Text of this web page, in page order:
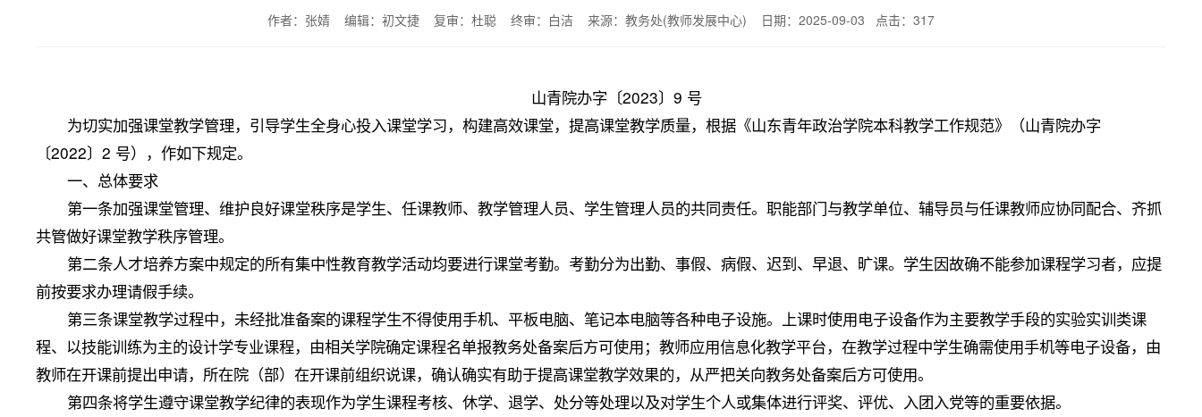
作者：张婧 编辑：初文捷 复审：杜聪 终审：白洁 来源：教务处(教师发展中心) 日期：2025-09-03 点击： 317
山青院办字〔2023〕9 号
为切实加强课堂教学管理，引导学生全身心投入课堂学习，构建高效课堂，提高课堂教学质量，根据《山东青年政治学院本科教学工作规范》（山青院办字
〔2022〕2 号），作如下规定。
一、总体要求
第一条加强课堂管理、维护良好课堂秩序是学生、任课教师、教学管理人员、学生管理人员的共同责任。职能部门与教学单位、辅导员与任课教师应协同配合、齐抓
共管做好课堂教学秩序管理。
第二条人才培养方案中规定的所有集中性教育教学活动均要进行课堂考勤。考勤分为出勤、事假、病假、迟到、早退、旷课。学生因故确不能参加课程学习者，应提
前按要求办理请假手续。
第三条课堂教学过程中，未经批准备案的课程学生不得使用手机、平板电脑、笔记本电脑等各种电子设施。上课时使用电子设备作为主要教学手段的实验实训类课
程、以技能训练为主的设计学专业课程，由相关学院确定课程名单报教务处备案后方可使用；教师应用信息化教学平台，在教学过程中学生确需使用手机等电子设备，由
教师在开课前提出申请，所在院（部）在开课前组织说课，确认确实有助于提高课堂教学效果的，从严把关向教务处备案后方可使用。
第四条将学生遵守课堂教学纪律的表现作为学生课程考核、休学、退学、处分等处理以及对学生个人或集体进行评奖、评优、入团入党等的重要依据。